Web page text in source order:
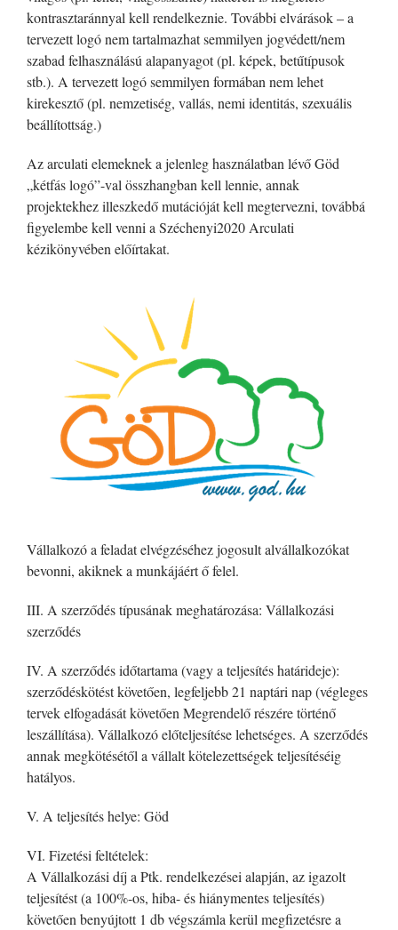
kontrasztaránnyal kell rendelkeznie. További elvárások – a
tervezett logó nem tartalmazhat semmilyen jogvédett/nem
szabad felhasználású alapanyagot (pl. képek, betűtípusok
stb.). A tervezett logó semmilyen formában nem lehet
kirekesztő (pl. nemzetiség, vallás, nemi identitás, szexuális
beállítottság.)
Az arculati elemeknek a jelenleg használatban lévő Göd
„kétfás logó”-val összhangban kell lennie, annak
projektekhez illeszkedő mutációját kell megtervezni, továbbá
figyelembe kell venni a Széchenyi2020 Arculati
kézikönyvében előírtakat.
Vállalkozó a feladat elvégzéséhez jogosult alvállalkozókat
bevonni, akiknek a munkájáért ő felel.
III. A szerződés típusának meghatározása: Vállalkozási
szerződés
IV. A szerződés időtartama (vagy a teljesítés határideje):
szerződéskötést követően, legfeljebb 21 naptári nap (végleges
tervek elfogadását követően Megrendelő részére történő
leszállítása). Vállalkozó előteljesítése lehetséges. A szerződés
annak megkötésétől a vállalt kötelezettségek teljesítéséig
hatályos.
V. A teljesítés helye: Göd
VI. Fizetési feltételek:
A Vállalkozási díj a Ptk. rendelkezései alapján, az igazolt
teljesítést (a 100%-os, hiba- és hiánymentes teljesítés)
követően benyújtott 1 db végszámla kerül megfizetésre a